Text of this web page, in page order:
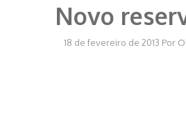
Novo
18 de fevereiro de 2013 Por